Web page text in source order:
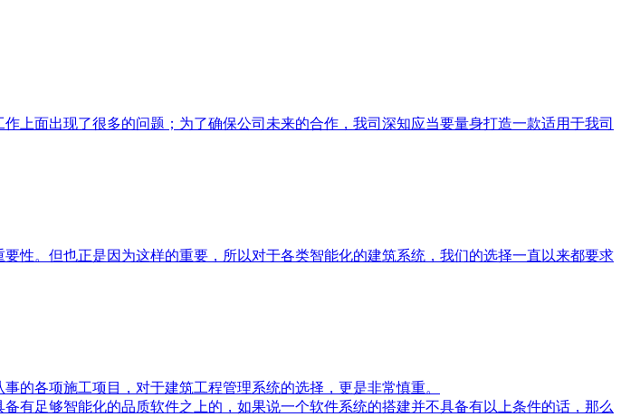
上面出现了很多的问题；为了确保公司未来的合作，我司深知应当要量身打造一款适用于我司
性。但也正是因为这样的重要，所以对于各类智能化的建筑系统，我们的选择一直以来都要求
的各项施工项目，对于建筑工程管理系统的选择，更是非常慎重。
有足够智能化的品质软件之上的，如果说一个软件系统的搭建并不具备有以上条件的话，那么